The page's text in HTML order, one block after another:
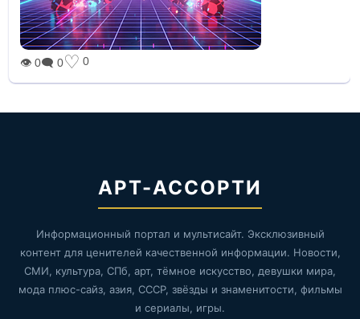
👁 0🗨 0♡ 0
АРТ-АССОРТИ
Информационный портал и мультисайт. Эксклюзивный
контент для ценителей качественной информации. Новости,
СМИ, культура, СПб, арт, тёмное искусство, девушки мира,
мода плюс-сайз, азия, СССР, звёзды и знаменитости, фильмы
и сериалы, игры.